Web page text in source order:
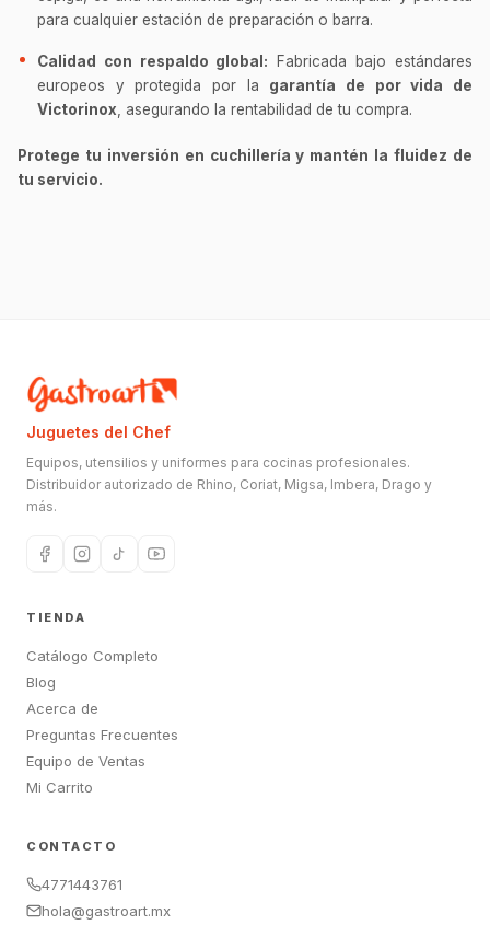
para cualquier estación de preparación o barra.
Calidad con respaldo global: Fabricada bajo estándares
europeos y protegida por la garantía de por vida de
Victorinox , asegurando la rentabilidad de tu compra.
Protege tu inversión en cuchillería y mantén la fluidez de
tu servicio.
Juguetes del Chef
Equipos, utensilios y uniformes para cocinas profesionales.
Distribuidor autorizado de Rhino, Coriat, Migsa, Imbera, Drago y
más.
TIENDA
Catálogo Completo
Blog
Acerca de
Preguntas Frecuentes
Equipo de Ventas
Mi Carrito
CONTACTO
4771443761
hola@gastroart.mx